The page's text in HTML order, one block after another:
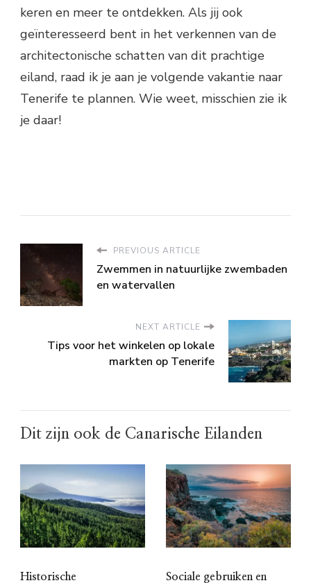
keren en meer te ontdekken. Als jij ook
geïnteresseerd bent in het verkennen van de
architectonische schatten van dit prachtige
eiland, raad ik je aan je volgende vakantie naar
Tenerife te plannen. Wie weet, misschien zie ik
je daar!
PREVIOUS ARTICLE
Zwemmen in natuurlijke zwembaden
en watervallen
NEXT ARTICLE
Tips voor het winkelen op lokale
markten op Tenerife
Dit zijn ook de Canarische Eilanden
Historische
Sociale gebruiken en